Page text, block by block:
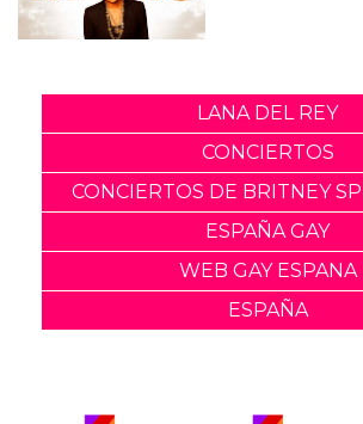
LANA DEL REY
CONCIERTOS
CONCIERTOS DE BRITNEY
ESPAÑA GAY
WEB GAY ESPANA
ESPAÑA